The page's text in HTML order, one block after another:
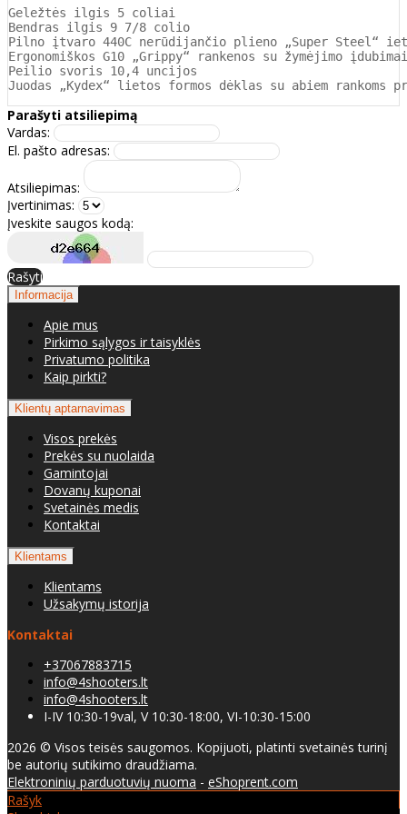
Geležtės ilgis 5 coliai
Bendras ilgis 9 7/8 colio
Pilno įtvaro 440C nerūdijančio plieno „Super Steel“
Ergonomiškos G10 „Grippy“ rankenos su žymėjimo
Peilio svoris 10,4 uncijos
Juodas „Kydex“ lietos formos dėklas su abiem
Parašyti atsiliepimą
Vardas:
El. pašto adresas:
Atsiliepimas:
Įvertinimas:
Įveskite saugos kodą:
Rašyti
Informacija
Apie mus
Pirkimo sąlygos ir taisyklės
Privatumo politika
Kaip pirkti?
Klientų aptarnavimas
Visos prekės
Prekės su nuolaida
Gamintojai
Dovanų kuponai
Svetainės medis
Kontaktai
Klientams
Klientams
Užsakymų istorija
Kontaktai
+37067883715
info@4shooters.lt
info@4shooters.lt
I-IV 10:30-19val, V 10:30-18:00, VI-10:30-15:00
2026 © Visos teisės saugomos. Kopijuoti, platinti svetainės turinį
be autorių sutikimo draudžiama.
Elektroninių parduotuvių nuoma - eShoprent.com
Rašyk